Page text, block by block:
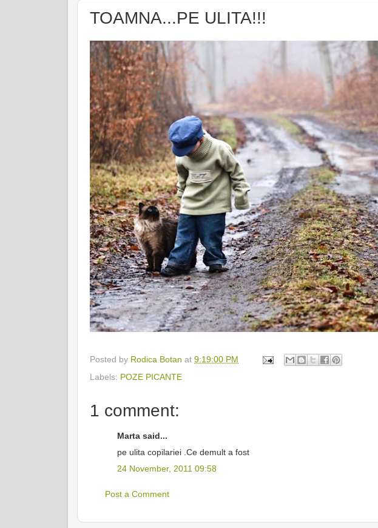
TOAMNA...PE ULITA!!!
Posted by Rodica Botan at 9:19:00 PM
Labels: POZE PICANTE
1 comment:
Marta said...
pe ulita copilariei .Ce demult a fost
24 November, 2011 09:58
Post a Comment